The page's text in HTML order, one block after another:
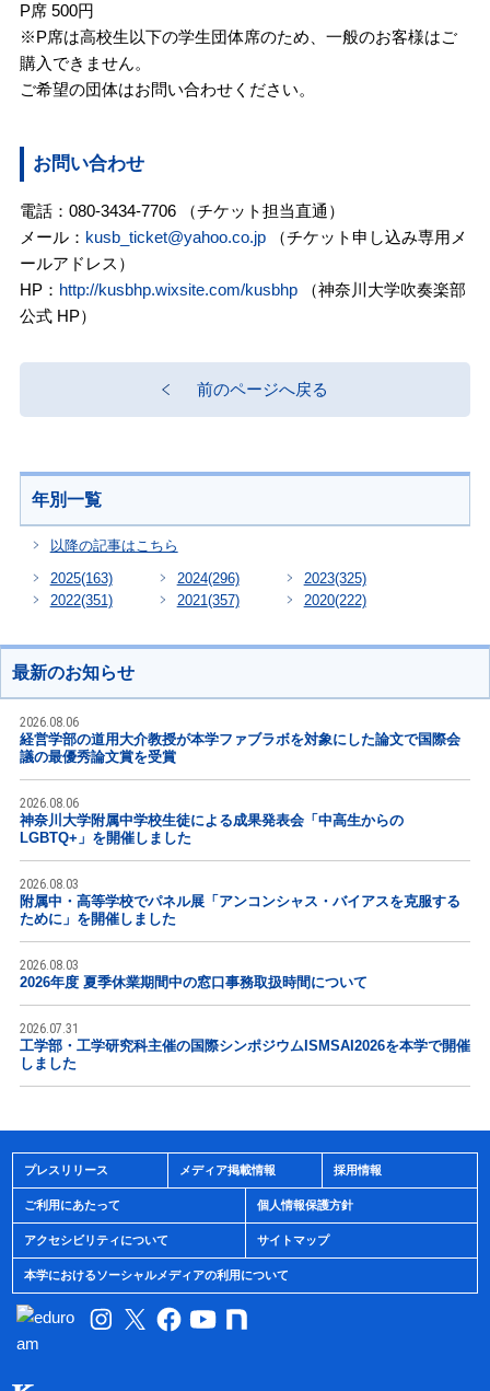
P席 500円
※P席は高校生以下の学生団体席のため、一般のお客様はご
購入できません。
ご希望の団体はお問い合わせください。
お問い合わせ
電話：080-3434-7706 （チケット担当直通）
メール： kusb_ticket@yahoo.co.jp（チケット申し込み専用メ
ールアドレス）
HP： http://kusbhp.wixsite.com/kusbhp（神奈川大学吹奏楽部
公式 HP）
前のページへ戻る
年別一覧
以降の記事はこちら
2025(163) 2024(296) 2023(325)
2022(351) 2021(357) 2020(222)
最新のお知らせ
2026.08.06
経営学部の道用大介教授が本学ファブラボを対象にした論文で国際会
議の最優秀論文賞を受賞
2026.08.06
神奈川大学附属中学校生徒による成果発表会「中高生からの
LGBTQ+」を開催しました
2026.08.03
附属中・高等学校でパネル展「アンコンシャス・バイアスを克服する
ために」を開催しました
2026.08.03
2026年度 夏季休業期間中の窓口事務取扱時間について
2026.07.31
工学部・工学研究科主催の国際シンポジウムISMSAI2026を本学で開催
しました
プレスリリース メディア掲載情報 採用情報
ご利用にあたって 個人情報保護方針
アクセシビリティについて サイトマップ
本学におけるソーシャルメディアの利用について